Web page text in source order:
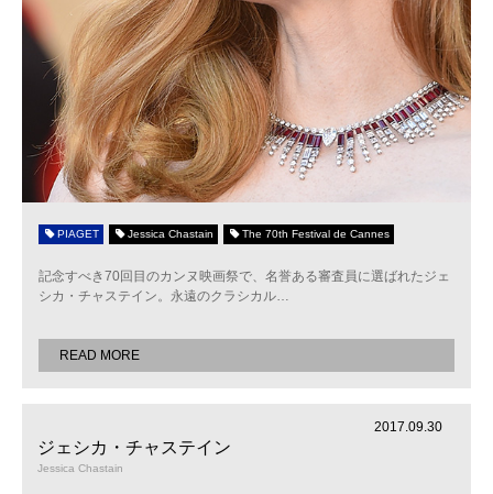
PIAGET Jessica Chastain The 70th Festival de Cannes
記念すべき70回目のカンヌ映画祭で、名誉ある審査員に選ばれたジェ
シカ・チャステイン。永遠のクラシカル…
READ MORE
ジェシカ・チャステイン
Jessica Chastain
2017.09.30